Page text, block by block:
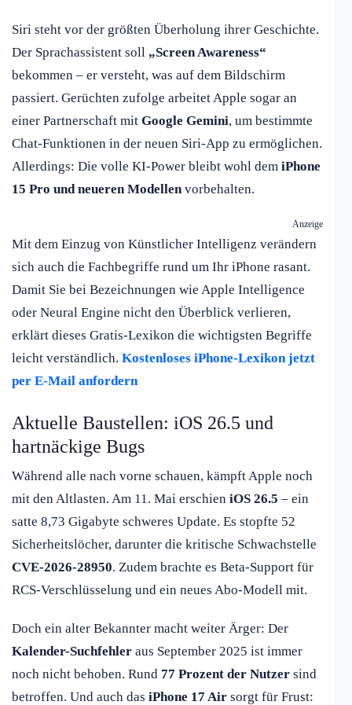
Siri steht vor der größten Überholung ihrer Geschichte.
Der Sprachassistent soll „Screen Awareness“
bekommen – er versteht, was auf dem Bildschirm
passiert. Gerüchten zufolge arbeitet Apple sogar an
einer Partnerschaft mit Google Gemini, um bestimmte
Chat-Funktionen in der neuen Siri-App zu ermöglichen.
Allerdings: Die volle KI-Power bleibt wohl dem iPhone
15 Pro und neueren Modellen vorbehalten.
Anzeige
Mit dem Einzug von Künstlicher Intelligenz verändern
sich auch die Fachbegriffe rund um Ihr iPhone rasant.
Damit Sie bei Bezeichnungen wie Apple Intelligence
oder Neural Engine nicht den Überblick verlieren,
erklärt dieses Gratis-Lexikon die wichtigsten Begriffe
leicht verständlich. Kostenloses iPhone-Lexikon jetzt
per E-Mail anfordern
Aktuelle Baustellen: iOS 26.5 und
hartnäckige Bugs
Während alle nach vorne schauen, kämpft Apple noch
mit den Altlasten. Am 11. Mai erschien iOS 26.5 – ein
satte 8,73 Gigabyte schweres Update. Es stopfte 52
Sicherheitslöcher, darunter die kritische Schwachstelle
CVE-2026-28950. Zudem brachte es Beta-Support für
RCS-Verschlüsselung und ein neues Abo-Modell mit.
Doch ein alter Bekannter macht weiter Ärger: Der
Kalender-Suchfehler aus September 2025 ist immer
noch nicht behoben. Rund 77 Prozent der Nutzer sind
betroffen. Und auch das iPhone 17 Air sorgt für Frust: